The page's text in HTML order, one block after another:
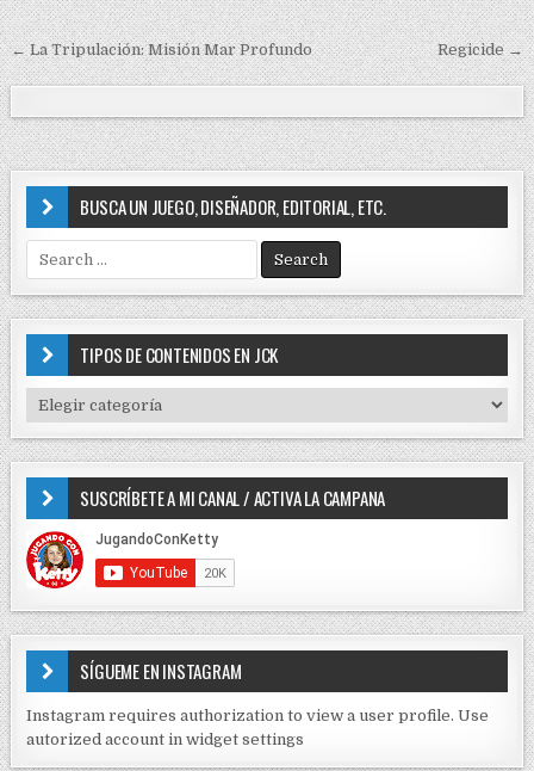
d
i
n
N
a
v
e
a
c
i
ó
n
e
e
n
r
a
d
← La Tripulación: Misión Mar Profundo Regicide →
BUSCA UN JUEGO, DISEÑADOR, EDITORIAL, ETC.
e
a
r
o
r
:
TIPOS DE CONTENIDOS EN JCK
I
P
D
E
C
N
T
I
D
SUSCRÍBETE A MI CANAL / ACTIVA LA CAMPANA
SÍGUEME EN INSTAGRAM
Instagram requires authorization to view a user profile. Use
autorized account in widget settings